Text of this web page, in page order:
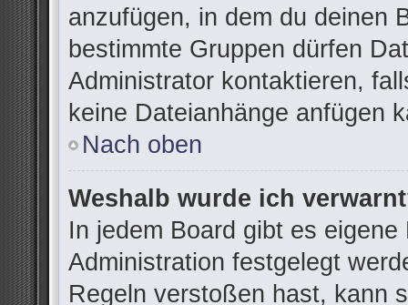
anzufügen, in dem du deinen
bestimmte Gruppen dürfen
Administrator kontaktieren,
keine Dateianhänge anfügen
Nach oben
Weshalb wurde ich
In jedem Board gibt es
Administration festgelegt
Regeln verstoßen hast, kann